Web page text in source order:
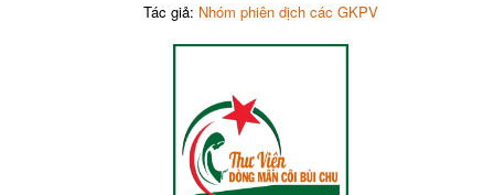
Tác giả: Nhóm phiên dịch các GKPV